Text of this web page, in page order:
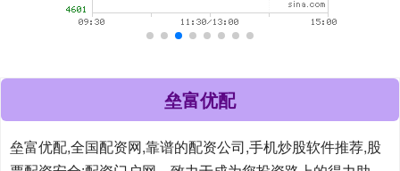
垒富优配
垒富优配,全国配资网,靠谱的配资公司,手机炒股软件推荐,股